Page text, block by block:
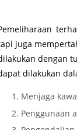
juga
dengan
dilakukan
Menjaga
Penggunaan